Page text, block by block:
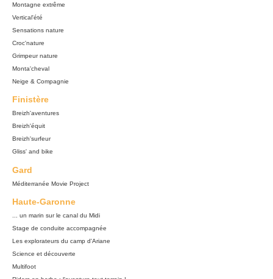
Montagne extrême
Vertical'été
Sensations nature
Croc'nature
Grimpeur nature
Monta'cheval
Neige & Compagnie
Finistère
Breizh'aventures
Breizh'équit
Breizh'surfeur
Gliss' and bike
Gard
Méditerranée Movie Project
Haute-Garonne
... un marin sur le canal du Midi
Stage de conduite accompagnée
Les explorateurs du camp d'Ariane
Science et découverte
Multifoot